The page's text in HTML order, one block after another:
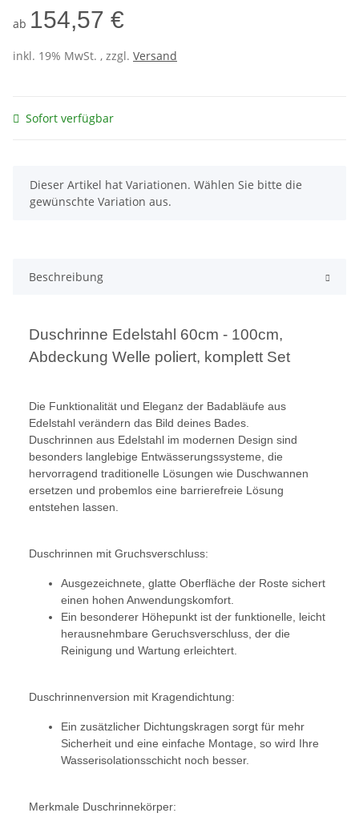
ab 154,57 €
inkl. 19% MwSt. , zzgl. Versand
Sofort verfügbar
x
Dieser Artikel hat Variationen. Wählen Sie bitte die
gewünschte Variation aus.
Beschreibung
Duschrinne Edelstahl 60cm - 100cm,
Abdeckung Welle poliert, komplett Set
Die Funktionalität und Eleganz der Badabläufe aus
Edelstahl verändern das Bild deines Bades.
Duschrinnen aus Edelstahl im modernen Design sind
besonders langlebige Entwässerungssysteme, die
hervorragend traditionelle Lösungen wie Duschwannen
ersetzen und probemlos eine barrierefreie Lösung
entstehen lassen.
Duschrinnen mit Gruchsverschluss:
Ausgezeichnete, glatte Oberfläche der Roste sichert
einen hohen Anwendungskomfort.
Ein besonderer Höhepunkt ist der funktionelle, leicht
herausnehmbare Geruchsverschluss, der die
Reinigung und Wartung erleichtert.
Duschrinnenversion mit Kragendichtung:
Ein zusätzlicher Dichtungskragen sorgt für mehr
Sicherheit und eine einfache Montage, so wird Ihre
Wasserisolationsschicht noch besser.
Merkmale Duschrinnekörper: